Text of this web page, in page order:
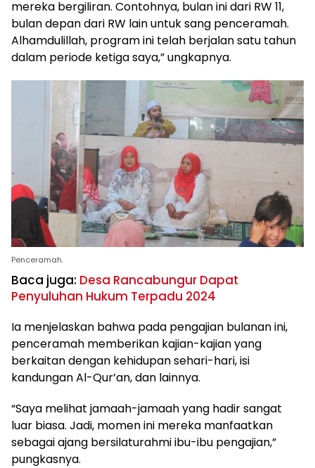
mereka bergiliran. Contohnya, bulan ini dari RW 11,
bulan depan dari RW lain untuk sang penceramah.
Alhamdulillah, program ini telah berjalan satu tahun
dalam periode ketiga saya,” ungkapnya.
Penceramah.
Baca juga: Desa Rancabungur Dapat
Penyuluhan Hukum Terpadu 2024
Ia menjelaskan bahwa pada pengajian bulanan ini,
penceramah memberikan kajian-kajian yang
berkaitan dengan kehidupan sehari-hari, isi
kandungan Al-Qur’an, dan lainnya.
“Saya melihat jamaah-jamaah yang hadir sangat
luar biasa. Jadi, momen ini mereka manfaatkan
sebagai ajang bersilaturahmi ibu-ibu pengajian,”
pungkasnya.